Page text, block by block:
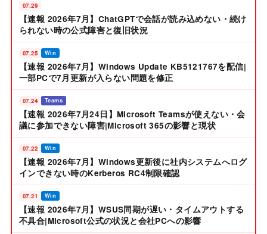
07.29
【速報 2026年7月】ChatGPTで会話が読み込めない・続け
られない時の公式障害と復旧状況
07.25 Win
【速報 2026年7月】Windows Update KB5121767を配信|
一部PCで7月更新が入らない問題を修正
07.24 Teams
【速報 2026年7月24日】Microsoft Teamsが使えない・会
議に参加できない障害|Microsoft 365の影響と現状
07.22 Win
【速報 2026年7月】Windows更新後に社内システムへログ
インできない時のKerberos RC4制限確認
07.21 Win
【速報 2026年7月】WSUS同期が遅い・タイムアウトする
不具合|Microsoft公式の状況と会社PCへの影響